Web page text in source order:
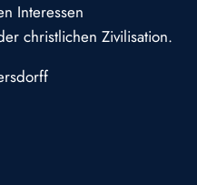
Interessen
christlichen Zivilisation.